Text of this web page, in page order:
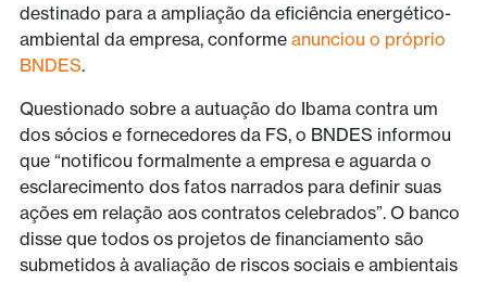
destinado para a ampliação da eficiência energético-
ambiental da empresa, conforme anunciou o próprio
BNDES.
Questionado sobre a autuação do Ibama contra um
dos sócios e fornecedores da FS, o BNDES informou
que “notificou formalmente a empresa e aguarda o
esclarecimento dos fatos narrados para definir suas
ações em relação aos contratos celebrados”. O banco
disse que todos os projetos de financiamento são
submetidos à avaliação de riscos sociais e ambientais